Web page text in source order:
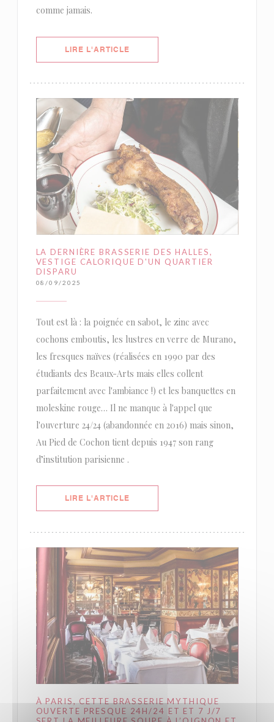
comme jamais.
LIRE L'ARTICLE((OUVRE UNE NOUVELLE
LA DERNIÈRE BRASSERIE DES HALLES,
VESTIGE CALORIQUE D'UN QUARTIER
DISPARU
08/09/2025
Tout est là : la poignée en sabot, le zinc avec
cochons emboutis, les lustres en verre de Murano,
les fresques naïves (réalisées en 1990 par des
étudiants des Beaux-Arts mais elles collent
parfaitement avec l'ambiance !) et les banquettes en
moleskine rouge… Il ne manque à l'appel que
l'ouverture 24/24 (abandonnée en 2016) mais sinon,
Au Pied de Cochon tient depuis 1947 son rang
d’institution parisienne .
LIRE L'ARTICLE((OUVRE UNE NOUVELLE
À PARIS, CETTE BRASSERIE MYTHIQUE
OUVERTE PRESQUE 24H/24 ET ET 7 J/7